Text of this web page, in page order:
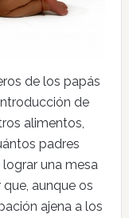
de los papás
de
alimentos,
padres
una mesa
aunque os
ajena a los